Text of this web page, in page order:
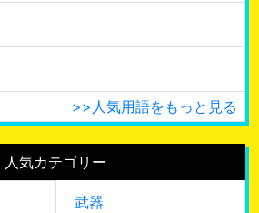
>>人気用語をもっと見る
人気カテゴリー
武器